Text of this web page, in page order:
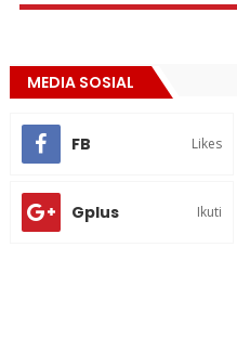
MEDIA SOSIAL
FB Likes
Gplus Ikuti